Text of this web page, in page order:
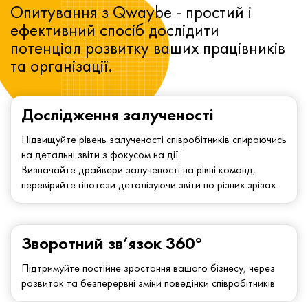
Дослідження залученості
Підвищуйте рівень залученості співробітників спираючись
на детальні звіти з фокусом на дії.
Визначайте драйвери залученості на рівні команд,
перевіряйте гіпотези деталізуючи звіти по різних зрізах
Зворотний зв’язок 360°
Підтримуйте постійне зростання вашого бізнесу, через
розвиток та безперервні зміни поведінки співробітників
Опитування з Qwaybe - простий і
ефективний спосіб дослідити
потенціал розвитку ваших працівників
та організації.